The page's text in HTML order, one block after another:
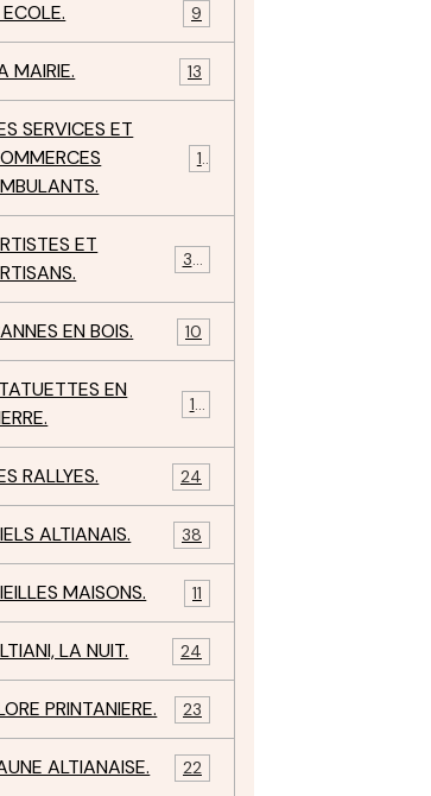
9
MAIRIE. 13
SERVICES ET
11
ET
34
EN BOIS. 10
EN
17
RALLYES. 24
ALTIANAIS. 38
MAISONS. 11
LA NUIT. 24
PRINTANIERE. 23
ALTIANAISE. 22